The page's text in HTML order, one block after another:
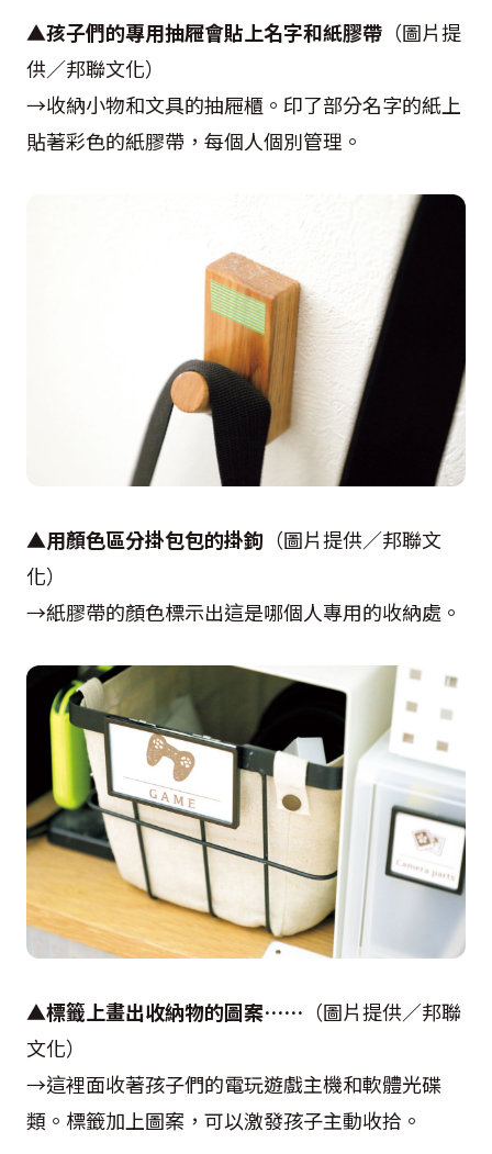
▲孩子們的專用抽屜會貼上名字和紙膠帶 （圖片提
供／邦聯文化）
→收納小物和文具的抽屜櫃。印了部分名字的紙上
貼著彩色的紙膠帶，每個人個別管理。
▲用顏色區分掛包包的掛鉤 （圖片提供／邦聯文
化）
→紙膠帶的顏色標示出這是哪個人專用的收納處。
▲標籤上畫出收納物的圖案…… （圖片提供／邦聯
文化）
→這裡面收著孩子們的電玩遊戲主機和軟體光碟
類。標籤加上圖案，可以激發孩子主動收拾。